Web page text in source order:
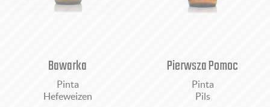
Bawarka
Pinta
Hefeweizen
Pierwsza Pomoc
Pinta
Pils